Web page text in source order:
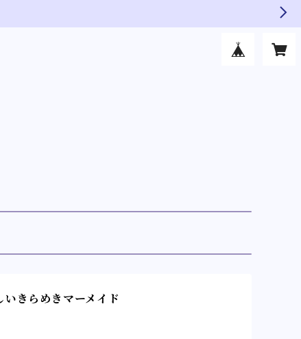
いきらめきマーメイド